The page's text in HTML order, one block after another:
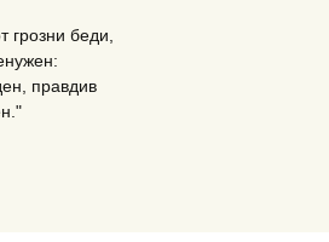
грозни беди,
правдив